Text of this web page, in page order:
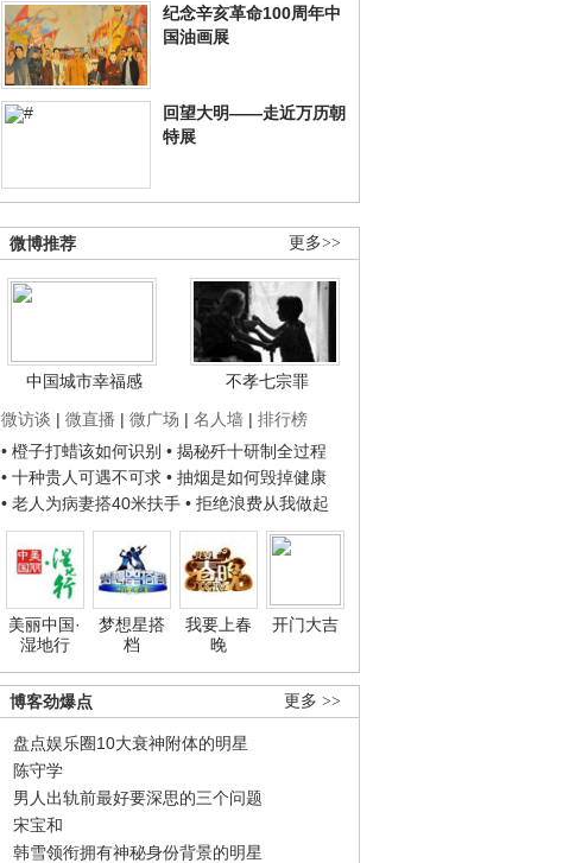
纪念辛亥革命100周年中
国油画展
回望大明——走近万历朝
特展
更多>>
微博推荐
中国城市幸福感
不孝七宗罪
微访谈 | 微直播 | 微广场 | 名人墙 | 排行榜
• 橙子打蜡该如何识别 • 揭秘歼十研制全过程
• 十种贵人可遇不可求 • 抽烟是如何毁掉健康
• 老人为病妻搭40米扶手 • 拒绝浪费从我做起
美丽中国·
湿地行
梦想星搭
档
我要上春
晚
开门大吉
更多 >>
博客劲爆点
盘点娱乐圈10大衰神附体的明星
陈守学
男人出轨前最好要深思的三个问题
宋宝和
韩雪领衔拥有神秘身份背景的明星